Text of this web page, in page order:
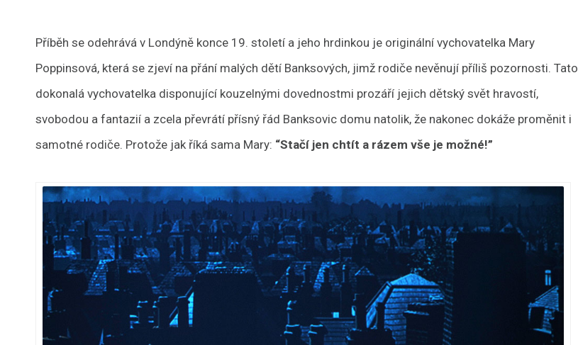
Příběh se odehrává v Londýně konce 19. století a jeho hrdinkou je originální vychovatelka Mary
Poppinsová, která se zjeví na přání malých dětí Banksových, jimž rodiče nevěnují příliš pozornosti. Tato
dokonalá vychovatelka disponující kouzelnými dovednostmi prozáří jejich dětský svět hravostí,
svobodou a fantazií a zcela převrátí přísný řád Banksovic domu natolik, že nakonec dokáže proměnit i
samotné rodiče. Protože jak říká sama Mary: “Stačí jen chtít a rázem vše je možné!”